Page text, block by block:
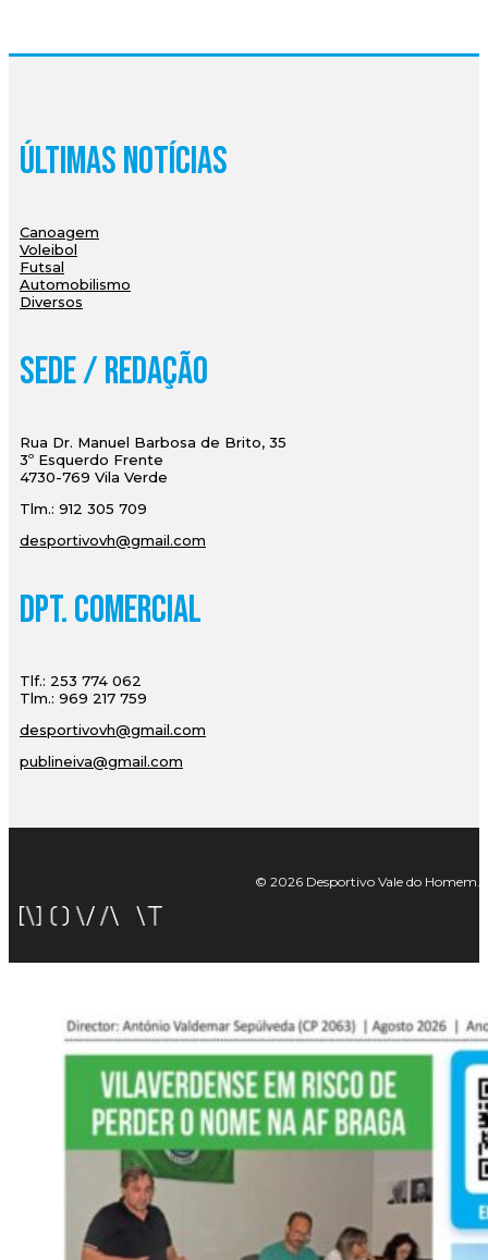
Últimas Notícias
Canoagem
Voleibol
Futsal
Automobilismo
Diversos
Sede / Redação
Rua Dr. Manuel Barbosa de Brito, 35
3º Esquerdo Frente
4730-769 Vila Verde
Tlm.: 912 305 709
desportivovh@gmail.com
Dpt. Comercial
Tlf.: 253 774 062
Tlm.: 969 217 759
desportivovh@gmail.com
publineiva@gmail.com
© 2026 Desportivo Vale do Homem.